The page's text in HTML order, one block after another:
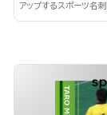
アップするスポーツ名刺